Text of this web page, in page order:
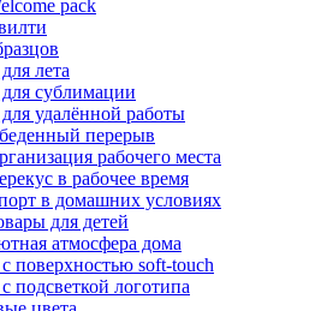
pack
лета
сублимации
удалённой работы
перерыв
рабочего места
в рабочее время
в домашних условиях
для детей
атмосфера дома
поверхностью soft-touch
подсветкой логотипа